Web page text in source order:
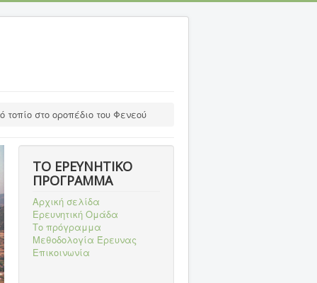
τοπίο στο οροπέδιο του Φενεού
ΤΟ ΕΡΕΥΝΗΤΙΚΟ
ΠΡΟΓΡΑΜΜΑ
Αρχική σελίδα
Ερευνητική Ομάδα
Το πρόγραμμα
Μεθοδολογία Έρευνας
Επικοινωνία